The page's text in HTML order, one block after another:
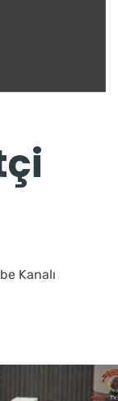
Kanalı
vardır